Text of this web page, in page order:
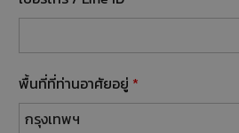
พื้นที่ที่ท่านอาศัยอยู่ *